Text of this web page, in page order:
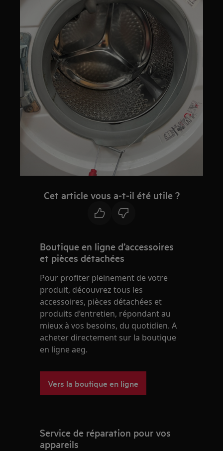
Cet article vous a-t-il été utile ?
Boutique en ligne d’accessoires
et pièces détachées
Pour profiter pleinement de votre
produit, découvrez tous les
accessoires, pièces détachées et
produits d’entretien, répondant au
mieux à vos besoins, du quotidien. A
acheter directement sur la boutique
en ligne aeg.
Vers la boutique en ligne
Service de réparation pour vos
appareils